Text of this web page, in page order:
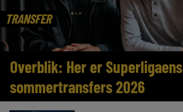
TRANSFER
Overblik: Her er Superligaens
sommertransfers 2026